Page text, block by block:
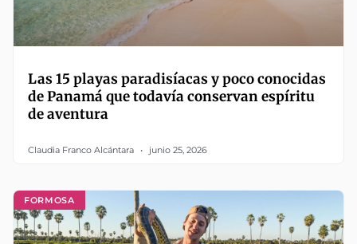
Las 15 playas paradisíacas y poco conocidas
de Panamá que todavía conservan espíritu
de aventura
Claudia Franco Alcántara junio 25, 2026
FORMOSA